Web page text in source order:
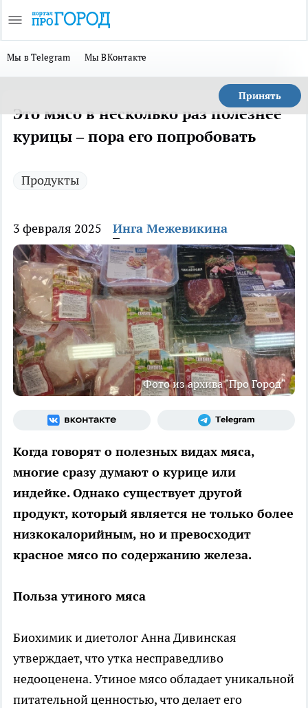
Мы в Telegram Мы ВКонтакте
Принять
Это мясо в несколько раз полезнее
курицы – пора его попробовать
Продукты
3 февраля 2025 Инга Межевикина
Фото из архива "Про Город"
Когда говорят о полезных видах мяса,
многие сразу думают о курице или
индейке. Однако существует другой
продукт, который является не только более
низкокалорийным, но и превосходит
красное мясо по содержанию железа.
Польза утиного мяса
Биохимик и диетолог Анна Дивинская
утверждает, что утка несправедливо
недооценена. Утиное мясо обладает уникальной
питательной ценностью, что делает его